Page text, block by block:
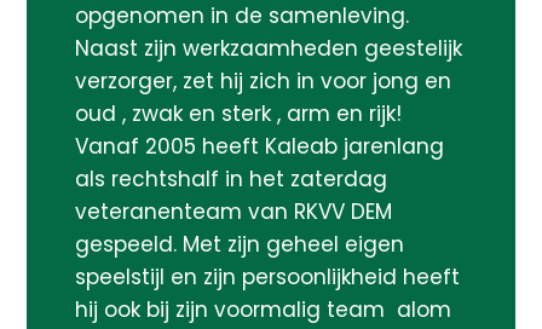
opgenomen in de samenleving.
Naast zijn werkzaamheden geestelijk
verzorger, zet hij zich in voor jong en
oud , zwak en sterk , arm en rijk!
Vanaf 2005 heeft Kaleab jarenlang
als rechtshalf in het zaterdag
veteranenteam van RKVV DEM
gespeeld. Met zijn geheel eigen
speelstijl en zijn persoonlijkheid heeft
hij ook bij zijn voormalig team alom